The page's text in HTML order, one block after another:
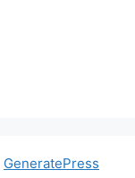
GeneratePress